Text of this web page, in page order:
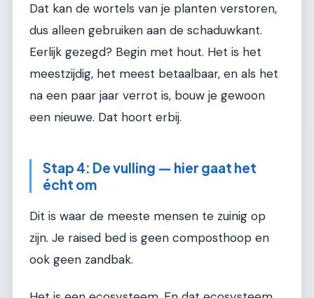
Dat kan de wortels van je planten verstoren,
dus alleen gebruiken aan de schaduwkant.
Eerlijk gezegd? Begin met hout. Het is het
meestzijdig, het meest betaalbaar, en als het
na een paar jaar verrot is, bouw je gewoon
een nieuwe. Dat hoort erbij.
Stap 4: De vulling — hier gaat het
écht om
Dit is waar de meeste mensen te zuinig op
zijn. Je raised bed is geen composthoop en
ook geen zandbak.